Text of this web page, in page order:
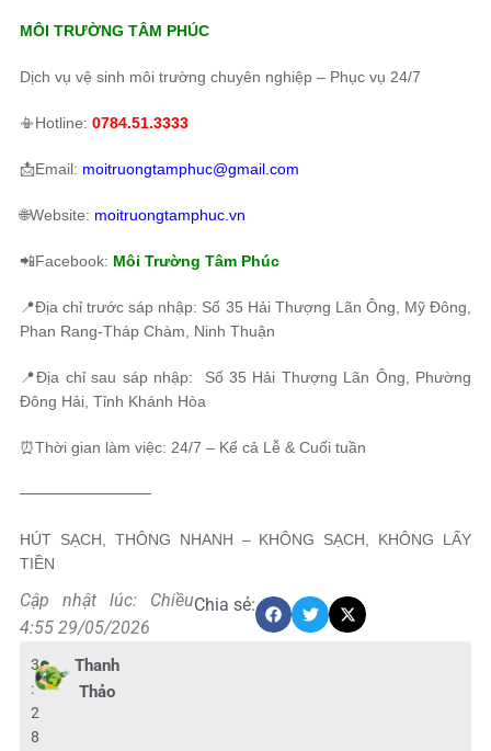
MÔI TRƯỜNG TÂM PHÚC
Dịch vụ vệ sinh môi trường chuyên nghiệp – Phục vụ 24/7
📳Hotline: 0784.51.3333
📩Email: moitruongtamphuc@gmail.com
🌐Website: moitruongtamphuc.vn
📲Facebook: Môi Trường Tâm Phúc
📍Địa chỉ trước sáp nhập: Số 35 Hải Thượng Lãn Ông, Mỹ Đông,
Phan Rang-Tháp Chàm, Ninh Thuận
📍Địa chỉ sau sáp nhập: Số 35 Hải Thượng Lãn Ông, Phường
Đông Hải, Tỉnh Khánh Hòa
⏰Thời gian làm việc: 24/7 – Kể cả Lễ & Cuối tuần
────────────
HÚT SẠCH, THÔNG NHANH – KHÔNG SẠCH, KHÔNG LẤY
TIỀN
Cập nhật lúc: Chiều
4:55 29/05/2026
Chia sẻ:
Thanh
Thảo
3
:
2
8